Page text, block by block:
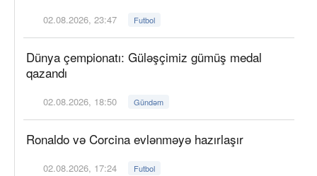
02.08.2026, 23:47 Futbol
Dünya çempionatı: Güləşçimiz gümüş medal
qazandı
02.08.2026, 18:50 Gündəm
Ronaldo və Corcina evlənməyə hazırlaşır
02.08.2026, 17:24 Futbol